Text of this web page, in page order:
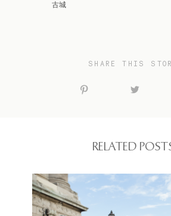
古城
SHARE THIS
RELATED